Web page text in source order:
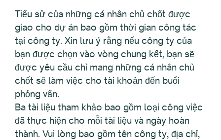
Tiểu sử của những cá nhân chủ chốt được
giao cho dự án bao gồm thời gian công tác
tại công ty. Xin lưu ý rằng nếu công ty của
bạn được chọn vào vòng chung kết, bạn sẽ
được yêu cầu chỉ mang những cá nhân chủ
chốt sẽ làm việc cho tài khoản đến buổi
phỏng vấn.
Ba tài liệu tham khảo bao gồm loại công việc
đã thực hiện cho mỗi tài liệu và ngày hoàn
thành. Vui lòng bao gồm tên công ty, địa chỉ,